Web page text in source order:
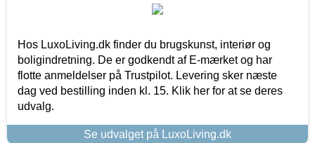
Hos LuxoLiving.dk finder du brugskunst, interiør og
boligindretning. De er godkendt af E-mærket og har
flotte anmeldelser på Trustpilot. Levering sker næste
dag ved bestilling inden kl. 15. Klik her for at se deres
udvalg.
Se udvalget på LuxoLiving.dk